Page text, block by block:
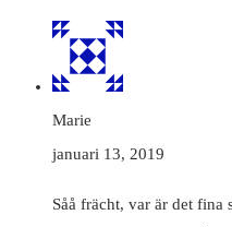
Marie
januari 13, 2019
Såå frächt, var är det fina